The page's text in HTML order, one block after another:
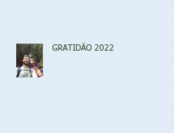
GRATIDÃO 2022